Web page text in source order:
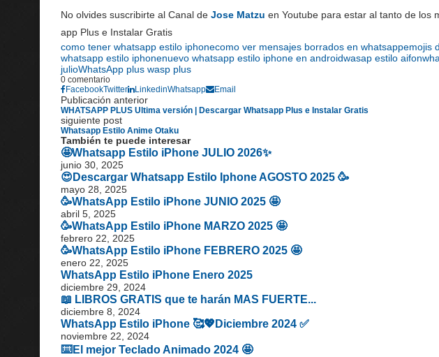
No olvides suscribirte al Canal de Jose Matzu en Youtube para estar al tanto de los
app Plus e Instalar Gratis
como tener whatsapp estilo iphonecomo ver mensajes borrados en whatsappemojis
whatsapp estilo iphonenuevo whatsapp estilo iphone en androidwasap estilo aifon
julioWhatsApp plus wasp plus
0 comentario
FacebookTwitter LinkedinWhatsapp Email
Publicación anterior
WHATSAPP PLUS Ultima versión | Descargar Whatsapp Plus e Instalar Gratis
siguiente post
Whatsapp Estilo Anime Otaku
También te puede interesar
🤩Whatsapp Estilo iPhone JULIO 2026✨
junio 30, 2025
😍Descargar Whatsapp Estilo Iphone AGOSTO 2025 🥳
mayo 28, 2025
🥳WhatsApp Estilo iPhone JUNIO 2025 🤩
abril 5, 2025
🥳WhatsApp Estilo iPhone MARZO 2025 🤩
febrero 22, 2025
🥳WhatsApp Estilo iPhone FEBRERO 2025 🤩
enero 22, 2025
WhatsApp Estilo iPhone Enero 2025
diciembre 29, 2024
📖 LIBROS GRATIS que te harán MAS FUERTE...
diciembre 8, 2024
WhatsApp Estilo iPhone 🥰💖Diciembre 2024 ✅
noviembre 22, 2024
⌨️El mejor Teclado Animado 2024 🤩